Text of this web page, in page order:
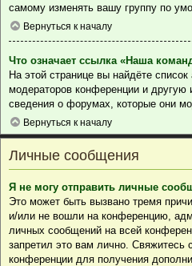
самому изменять вашу группу по
Вернуться к началу
Что означает ссылка «Наша
На этой странице вы найдёте
модераторов конференции и
сведения о форумах, которые они
Вернуться к началу
Личные сообщения
Я не могу отправить личные
Это может быть вызвано тремя
и/или не вошли на конференцию,
личных сообщений на всей
запретил это вам лично. Свяжитесь
конференции для получения